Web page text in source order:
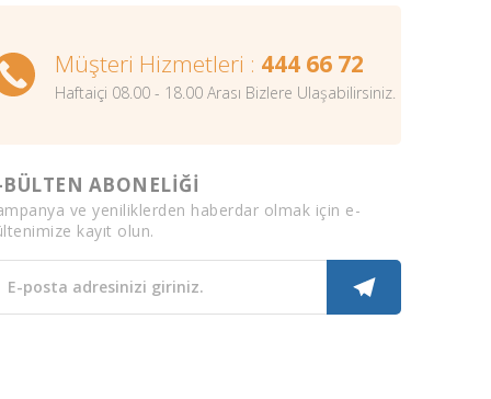
Müşteri Hizmetleri : 444 66 72
Haftaiçi 08.00 - 18.00 Arası Bizlere Ulaşabilirsiniz.
BÜLTEN ABONELİĞİ
ve yeniliklerden haberdar olmak için e-
kayıt olun.